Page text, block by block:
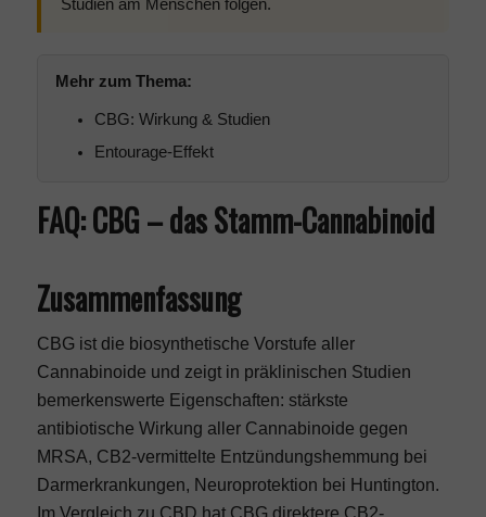
Studien am Menschen folgen.
Mehr zum Thema:
CBG: Wirkung & Studien
Entourage-Effekt
FAQ: CBG – das Stamm-Cannabinoid
Zusammenfassung
CBG ist die biosynthetische Vorstufe aller
Cannabinoide und zeigt in präklinischen Studien
bemerkenswerte Eigenschaften: stärkste
antibiotische Wirkung aller Cannabinoide gegen
MRSA, CB2-vermittelte Entzündungshemmung bei
Darmerkrankungen, Neuroprotektion bei Huntington.
Im Vergleich zu CBD hat CBG direktere CB2-